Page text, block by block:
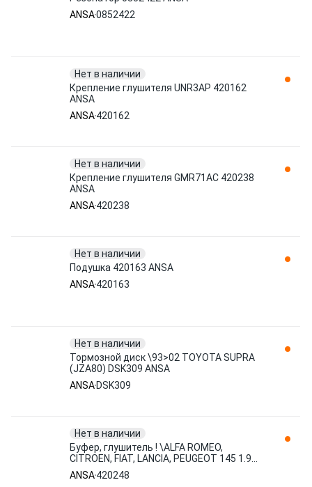
ANSA0852422
Нет в наличии
Крепление глушителя UNR3AP 420162
ANSA
ANSA420162
Нет в наличии
Крепление глушителя GMR71AC 420238
ANSA
ANSA420238
Нет в наличии
Подушка 420163 ANSA
ANSA420163
Нет в наличии
Тормозной диск \93>02 TOYOTA SUPRA
(JZA80) DSK309 ANSA
ANSA DSK309
Нет в наличии
Буфер, глушитель ! \ALFA ROMEO,
CITROEN, FIAT, LANCIA, PEUGEOT 145 1.9
JTD (1999>2001), 145 2.0 16V 420248
ANSA
ANSA420248